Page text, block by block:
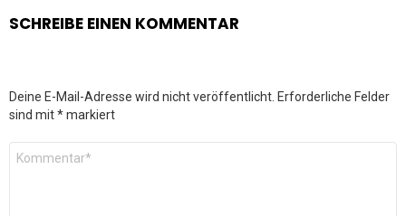
SCHREIBE EINEN KOMMENTAR
Deine E-Mail-Adresse wird nicht veröffentlicht. Erforderliche Felder
sind mit*markiert
Kommentar